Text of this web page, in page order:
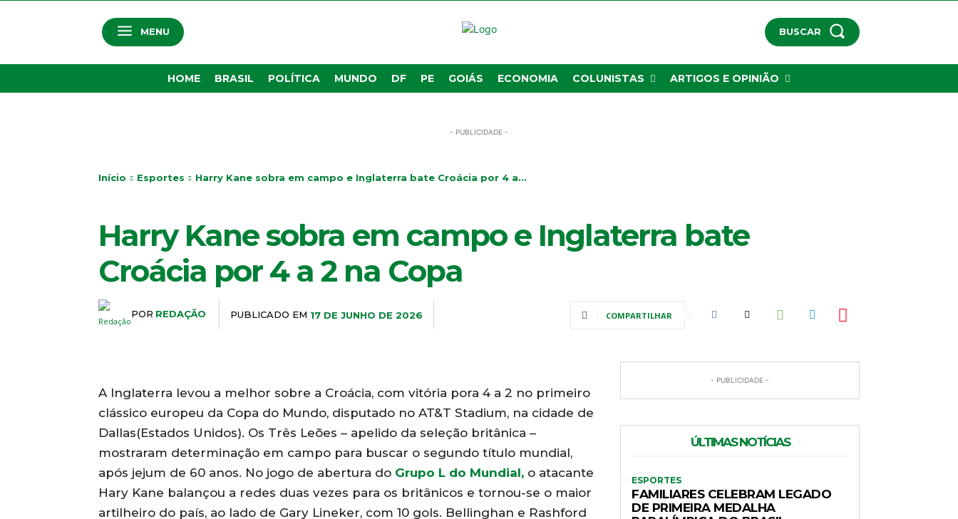
MENU BUSCAR
HOME BRASIL POLÍTICA MUNDO DF PE GOIÁS ECONOMIA COLUNISTAS ARTIGOS E OPINIÃO
- PUBLICIDADE -
Início Esportes Harry Kane sobra em campo e Inglaterra bate Croácia por 4 a...
Harry Kane sobra em campo e Inglaterra bate
Croácia por 4 a 2 na Copa
POR REDAÇÃO PUBLICADO EM 17 DE JUNHO DE 2026 COMPARTILHAR
A Inglaterra levou a melhor sobre a Croácia, com vitória pora 4 a 2 no primeiro
clássico europeu da Copa do Mundo, disputado no AT&T Stadium, na cidade de
Dallas(Estados Unidos). Os Três Leões – apelido da seleção britânica –
mostraram determinação em campo para buscar o segundo título mundial,
após jejum de 60 anos. No jogo de abertura do Grupo L do Mundial, o atacante
Hary Kane balançou a redes duas vezes para os britânicos e tornou-se o maior
artilheiro do país, ao lado de Gary Lineker, com 10 gols. Bellinghan e Rashford
- PUBLICIDADE -
ÚLTIMAS NOTÍCIAS
ESPORTES
FAMILIARES CELEBRAM LEGADO
DE PRIMEIRA MEDALHA